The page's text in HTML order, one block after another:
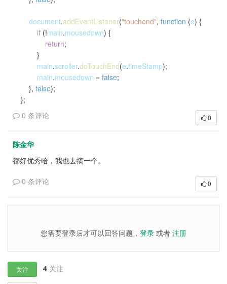
document.addEventListener("touchend", function (e) {
if (!main.mousedown) {
return;
}
main.scroller.doTouchEnd(e.timeStamp);
main.mousedown = false;
}, false);
};
0 条评论
0
陈金华
都好优秀哈，我也去搞一个。
0 条评论 0
您需要登录后才可以回答问题， 登录 或者 注册
关注 4 关注